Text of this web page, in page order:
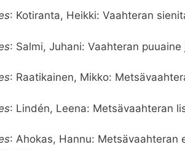
: Kotiranta, Heikki: Vaahteran
: Salmi, Juhani: Vaahteran
: Raatikainen, Mikko:
: Lindén, Leena: Metsävaahteran
: Ahokas, Hannu: Metsävaahteran